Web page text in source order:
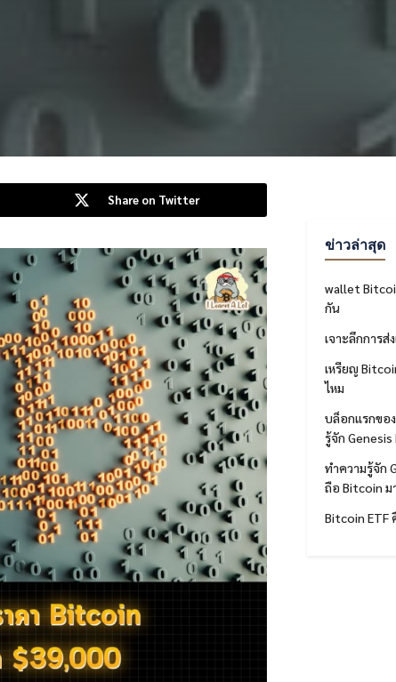
Share on Twitter
ข่าวล่าสุด
wallet
กัน
เจาะลึกการ
เหรียญ
ไหม
บล็อกแรกขอ
รู้จัก
ทำความรู้จัก
ถือ Bitcoin ม
Bitcoin ETF